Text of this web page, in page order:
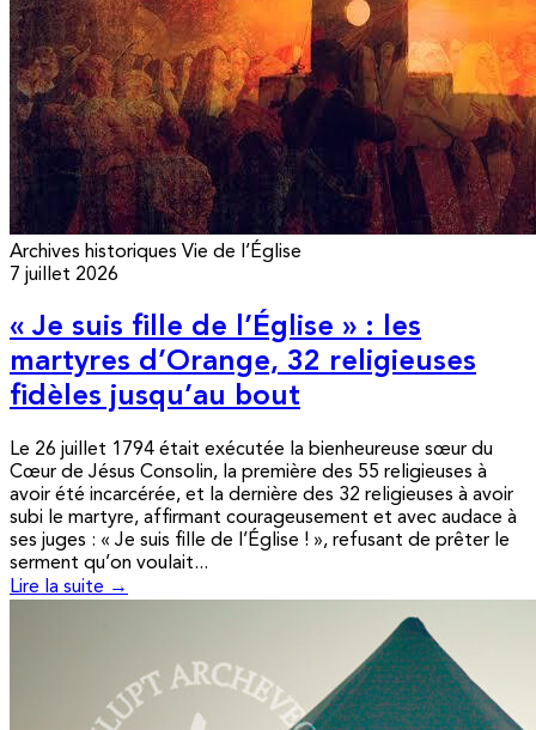
Archives historiques Vie de l’Église
7 juillet 2026
« Je suis fille de l’Église » : les
martyres d’Orange, 32 religieuses
fidèles jusqu’au bout
Le 26 juillet 1794 était exécutée la bienheureuse sœur du
Cœur de Jésus Consolin, la première des 55 religieuses à
avoir été incarcérée, et la dernière des 32 religieuses à avoir
subi le martyre, affirmant courageusement et avec audace à
ses juges : « Je suis fille de l’Église ! », refusant de prêter le
serment qu’on voulait...
Lire la suite →